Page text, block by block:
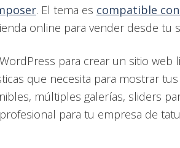
. El tema es compatible
online para vender desde tu
para crear un sitio web
que necesita para mostrar
múltiples galerías, sliders
para tu empresa de